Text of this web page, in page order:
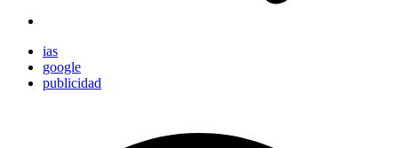
ias
google
publicidad